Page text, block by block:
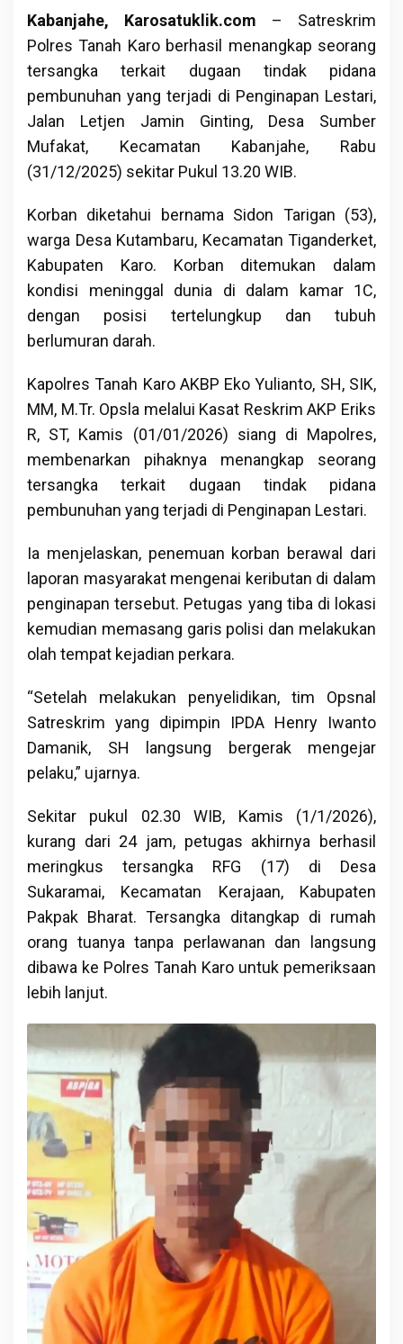
Kabanjahe, Karosatuklik.com – Satreskrim
Polres Tanah Karo berhasil menangkap seorang
tersangka terkait dugaan tindak pidana
pembunuhan yang terjadi di Penginapan Lestari,
Jalan Letjen Jamin Ginting, Desa Sumber
Mufakat, Kecamatan Kabanjahe, Rabu
(31/12/2025) sekitar Pukul 13.20 WIB.
Korban diketahui bernama Sidon Tarigan (53),
warga Desa Kutambaru, Kecamatan Tiganderket,
Kabupaten Karo. Korban ditemukan dalam
kondisi meninggal dunia di dalam kamar 1C,
dengan posisi tertelungkup dan tubuh
berlumuran darah.
Kapolres Tanah Karo AKBP Eko Yulianto, SH, SIK,
MM, M.Tr. Opsla melalui Kasat Reskrim AKP Eriks
R, ST, Kamis (01/01/2026) siang di Mapolres,
membenarkan pihaknya menangkap seorang
tersangka terkait dugaan tindak pidana
pembunuhan yang terjadi di Penginapan Lestari.
Ia menjelaskan, penemuan korban berawal dari
laporan masyarakat mengenai keributan di dalam
penginapan tersebut. Petugas yang tiba di lokasi
kemudian memasang garis polisi dan melakukan
olah tempat kejadian perkara.
“Setelah melakukan penyelidikan, tim Opsnal
Satreskrim yang dipimpin IPDA Henry Iwanto
Damanik, SH langsung bergerak mengejar
pelaku,” ujarnya.
Sekitar pukul 02.30 WIB, Kamis (1/1/2026),
kurang dari 24 jam, petugas akhirnya berhasil
meringkus tersangka RFG (17) di Desa
Sukaramai, Kecamatan Kerajaan, Kabupaten
Pakpak Bharat. Tersangka ditangkap di rumah
orang tuanya tanpa perlawanan dan langsung
dibawa ke Polres Tanah Karo untuk pemeriksaan
lebih lanjut.